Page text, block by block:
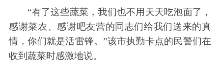
“有了这些蔬菜，我们也不用天天吃泡面了，
感谢菜农、感谢吧友营的同志们给我们送来的真
情，你们就是活雷锋。”该市执勤卡点的民警们在
收到蔬菜时感激地说。